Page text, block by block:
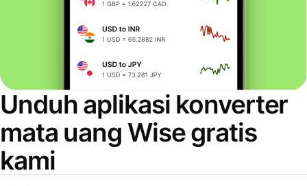
Unduh aplikasi konverter
mata uang Wise gratis
kami